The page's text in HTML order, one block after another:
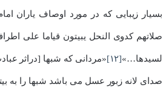
بسیار زیبایی که در مورد اوصاف یاران
صلاتهم کدوی النحل یبیتون قیاما علی
لسیدها…»[۱۲] «مردانی که شبها [دراثر
صدای لانه زبور عسل می باشد شبها را به